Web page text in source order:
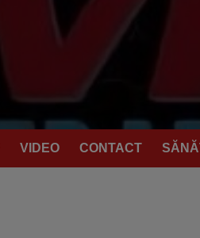
VIDEO CONTACT